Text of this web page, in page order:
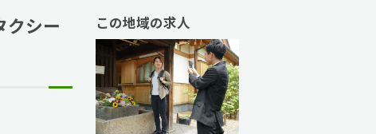
クシー
この地域の求人